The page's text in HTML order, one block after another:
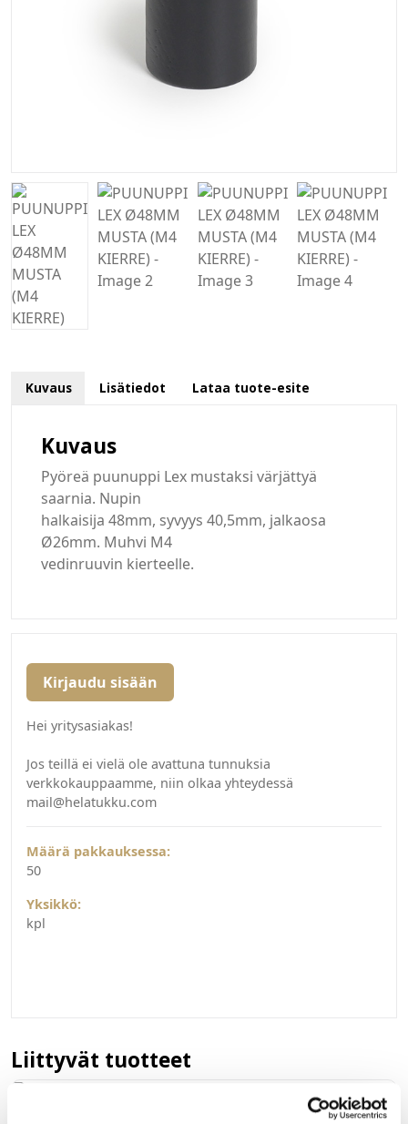
Kuvaus Lisätiedot Lataa tuote-esite
Kuvaus
Pyöreä puunuppi Lex mustaksi värjättyä
saarnia. Nupin
halkaisija 48mm, syvyys 40,5mm, jalkaosa
Ø26mm. Muhvi M4
vedinruuvin kierteelle.
Kirjaudu sisään
Hei yritysasiakas!
Jos teillä ei vielä ole avattuna tunnuksia
verkkokauppaamme, niin olkaa yhteydessä
mail@helatukku.com
Määrä pakkauksessa:
50
Yksikkö:
kpl
Liittyvät tuotteet